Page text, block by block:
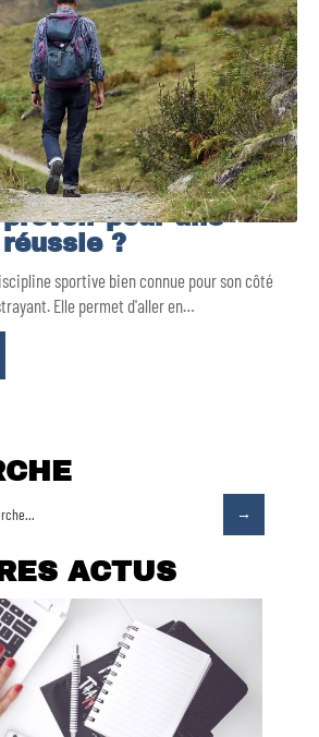
pour une
?
sportive bien connue pour son côté
Elle permet d'aller en…
ACTUS